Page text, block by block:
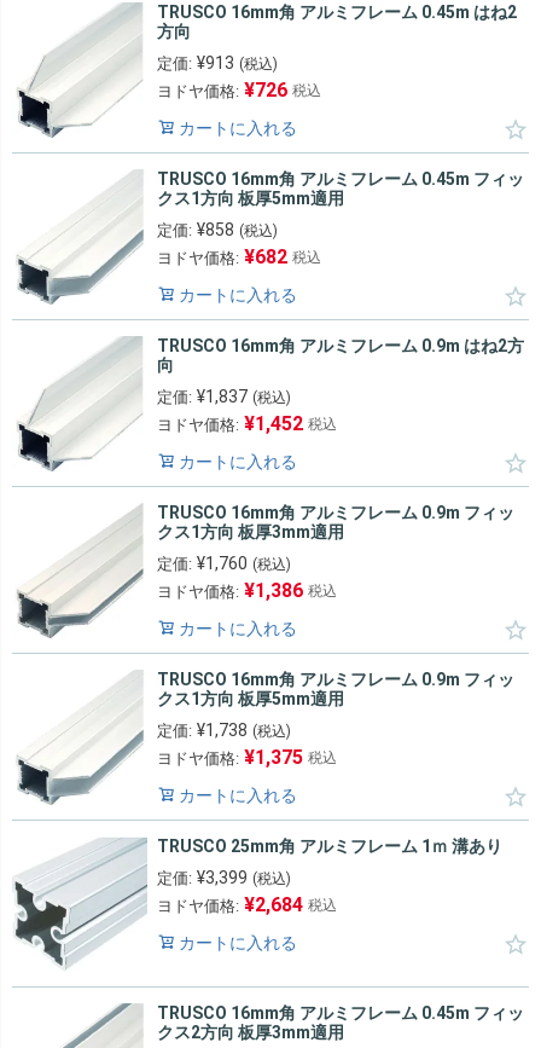
TRUSCO 16mm角 アルミフレーム 0.45m はね2
方向
定価: ¥913 (税込)
ヨドヤ価格: ¥726 税込
カートに入れる
TRUSCO 16mm角 アルミフレーム 0.45m フィッ
クス1方向 板厚5mm適用
定価: ¥858 (税込)
ヨドヤ価格: ¥682 税込
カートに入れる
TRUSCO 16mm角 アルミフレーム 0.9m はね2方
向
定価: ¥1,837 (税込)
ヨドヤ価格: ¥1,452 税込
カートに入れる
TRUSCO 16mm角 アルミフレーム 0.9m フィッ
クス1方向 板厚3mm適用
定価: ¥1,760 (税込)
ヨドヤ価格: ¥1,386 税込
カートに入れる
TRUSCO 16mm角 アルミフレーム 0.9m フィッ
クス1方向 板厚5mm適用
定価: ¥1,738 (税込)
ヨドヤ価格: ¥1,375 税込
カートに入れる
TRUSCO 25mm角 アルミフレーム 1ｍ 溝あり
定価: ¥3,399 (税込)
ヨドヤ価格: ¥2,684 税込
カートに入れる
TRUSCO 16mm角 アルミフレーム 0.45m フィッ
クス2方向 板厚3mm適用